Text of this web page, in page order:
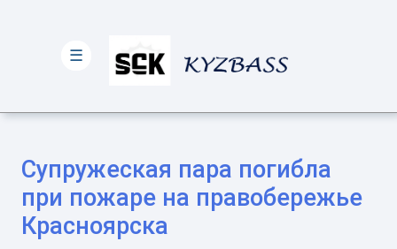
Супружеская пара погибла
при пожаре на правобережье
Красноярска
☰